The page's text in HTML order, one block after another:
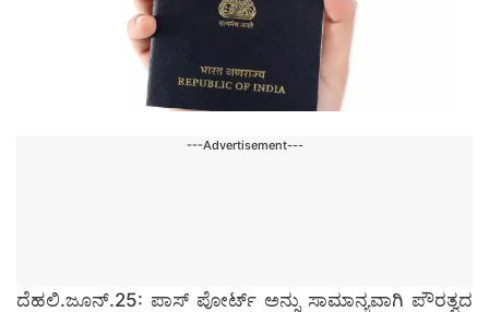
---Advertisement---
ದೆಹಲಿ.ಜೂನ್.25: ಪಾಸ್‌ ಪೋರ್ಟ್ ಅನ್ನು ಸಾಮಾನ್ಯವಾಗಿ ಪೌರತ್ವದ